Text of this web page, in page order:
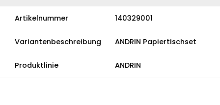
Artikelnummer 140329001
Variantenbeschreibung ANDRIN Papiertischset
Produktlinie ANDRIN